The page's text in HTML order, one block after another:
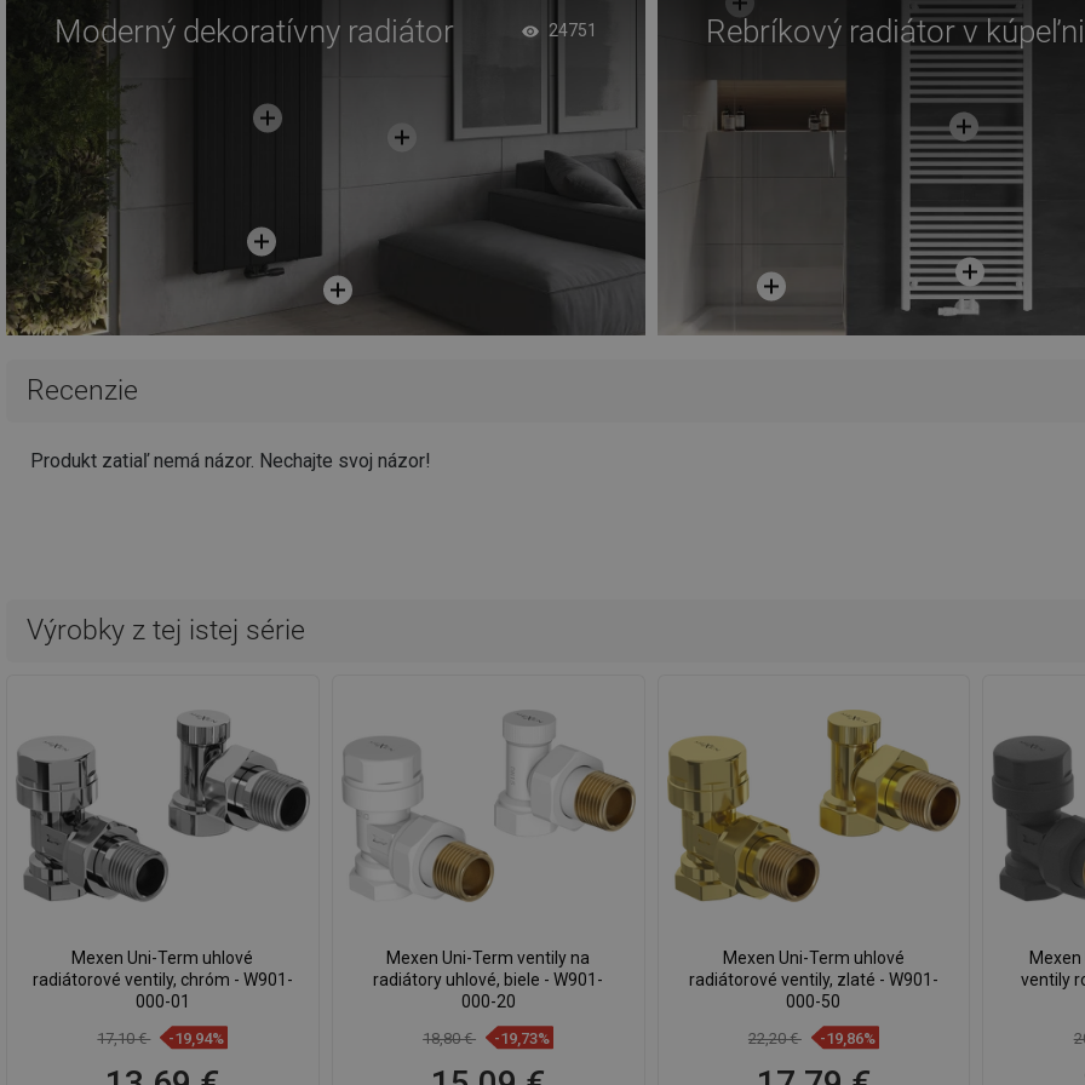
Moderný dekoratívny radiátor 24751 Rebríkový radiátor v kúpeľni
Recenzie
Produkt zatiaľ nemá názor. Nechajte svoj názor!
Výrobky z tej istej série
Mexen Uni-Term uhlové
radiátorové ventily, chróm - W901-
000-01
17,10 € -19,94%
Mexen Uni-Term ventily na
radiátory uhlové, biele - W901-
000-20
18,80 € -19,73%
Mexen Uni-Term uhlové
radiátorové ventily, zlaté - W901-
000-50
22,20 € -19,86%
ventily